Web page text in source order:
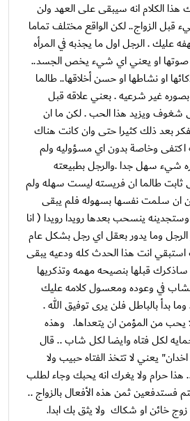
الكلام انه سيبقى على العهد ولن
قبل الزواج.. لكن الواقع مختلف تماما
عليك . الرجل اول ما يجذبه في المرأه
او يعني اي شيء يخص الجسد..
او نشاطها او حسن أخلاقها.. طالما
غير شرعيه . بعني علاقه قبل
شغوف ويزيد هذا الحب . لكن ما ان
بعد ذلك كثيرا حتى وان كانت هناك
اكتفى وخاصة بدون اي مسؤوليه ولم
شيء سهل جدا .والرجل بطبيعته
طالما ان فريسته ليست سهله ولم
ان سلمت نفسها بسهوله فلم يبقى
ينسحب بعدها رويدا رويدا ( انا
وما يدور بعقل اي رجل بشكل عام
انت هذا الحدث كله ودعيه يبقى
قبلها بنصيحه مهمه وتذكريها
في وعوده ومعسول كلامه عليك
بدأ بالباطل فلن يرى توفيق الله .
يحب من المؤمن ان يتعداها. وهذه
لكل فتاه وايضا لكل شاب .. قال
يعني لا تتخذ الفتاه حبيب ولا
حرام ولا يغرك انه يحبك وجاء لطلب
فستدفعين ثمن هذه الأفعال بالزواج ..
خائن او شكاك ولا يثق بك ابدا.